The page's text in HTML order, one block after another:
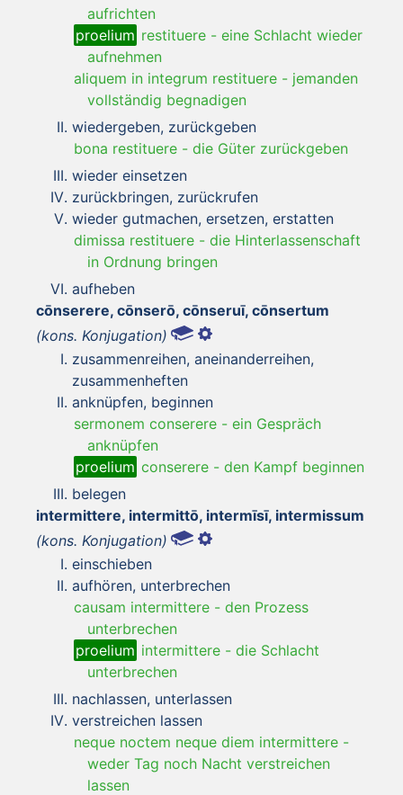
aufrichten
proelium restituere - eine Schlacht wieder
aufnehmen
aliquem in integrum restituere - jemanden
vollständig begnadigen
wiedergeben, zurückgeben
bona restituere - die Güter zurückgeben
wieder einsetzen
zurückbringen, zurückrufen
wieder gutmachen, ersetzen, erstatten
dimissa restituere - die Hinterlassenschaft
in Ordnung bringen
aufheben
cōnserere, cōnserō, cōnseruī, cōnsertum
(kons. Konjugation)
zusammenreihen, aneinanderreihen,
zusammenheften
anknüpfen, beginnen
sermonem conserere - ein Gespräch
anknüpfen
proelium conserere - den Kampf beginnen
belegen
intermittere, intermittō, intermīsī, intermissum
(kons. Konjugation)
einschieben
aufhören, unterbrechen
causam intermittere - den Prozess
unterbrechen
proelium intermittere - die Schlacht
unterbrechen
nachlassen, unterlassen
verstreichen lassen
neque noctem neque diem intermittere -
weder Tag noch Nacht verstreichen
lassen